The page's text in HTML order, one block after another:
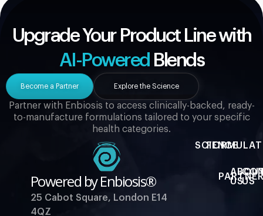
Upgrade Your Product Line with
AI-Powered Blends
Partner with Enbiosis to access clinically-backed, ready-
to-manufacture formulations tailored to your specific
health categories.
Become a Partner Explore the Science
Powered by Enbiosis®
25 Cabot Square, London E14
4QZ
SCIENCE
USUS